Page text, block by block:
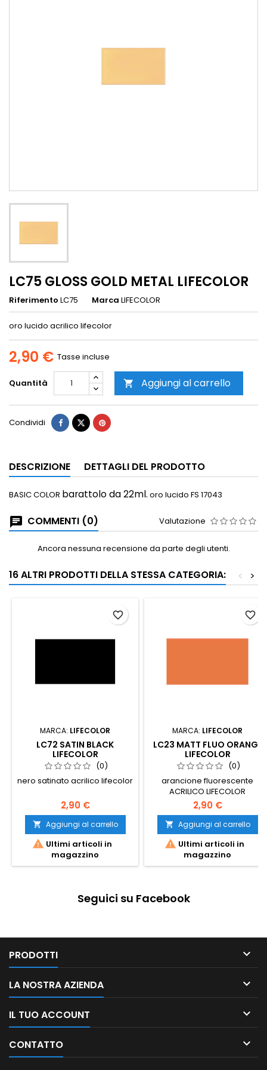
LC75 GLOSS GOLD METAL LIFECOLOR
Riferimento LC75 Marca LIFECOLOR
oro lucido acrilico lifecolor
2,90 € Tasse incluse
Quantità  Aggiungi al carrello
Condividi
DESCRIZIONE DETTAGLI DEL PRODOTTO
BASIC COLOR barattolo da 22ml. oro lucido FS 17043
COMMENTI (0) Valutazione
Ancora nessuna recensione da parte degli utenti.
16 ALTRI PRODOTTI DELLA STESSA CATEGORIA: >
<
MARCA: LIFECOLOR
LC72 SATIN BLACK
LIFECOLOR
(0)
nero satinato acrilico lifecolor
2,90 €
 Aggiungi al carrello
 Ultimi articoli in
magazzino
favorite_border
MARCA: LIFECOLOR
LC23 MATT FLUO ORANGE
LIFECOLOR
(0)
arancione fluorescente
ACRILICO LIFECOLOR
2,90 €
 Aggiungi al carrello
 Ultimi articoli in
magazzino
favorite_border
Seguici su Facebook
PRODOTTI 
LA NOSTRA AZIENDA 
IL TUO ACCOUNT 
CONTATTO 